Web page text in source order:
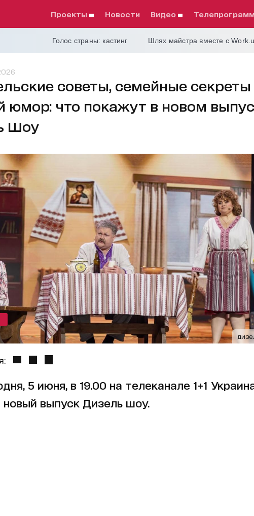
проекты Новости видео
Голос страны: кастинг Шлях майстра вместе с
советы, семейные секреты
юмор: что покажут в новом
Шоу
5 июня, в 19.00 на телеканале 1+1
выпуск Дизель шоу.